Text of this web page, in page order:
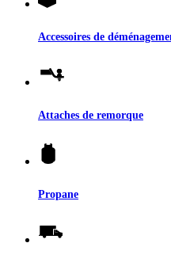
Accessoires de
Attaches de remorque
Propane